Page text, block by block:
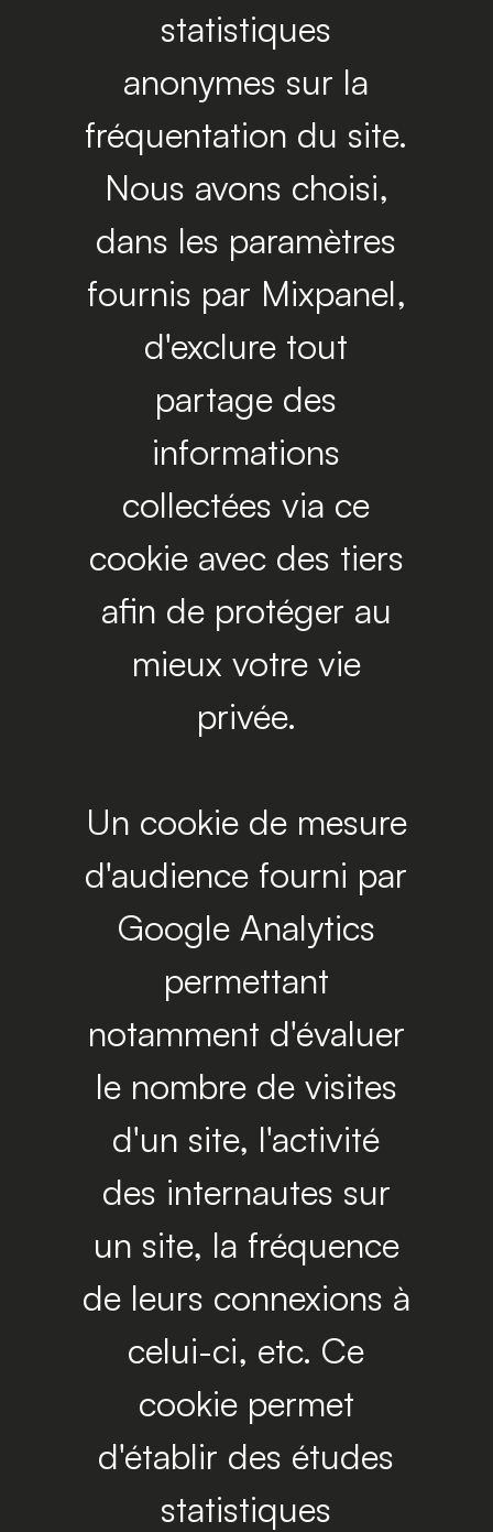
statistiques
anonymes sur la
fréquentation du site.
Nous avons choisi,
dans les paramètres
fournis par Mixpanel,
d'exclure tout
partage des
informations
collectées via ce
cookie avec des tiers
afin de protéger au
mieux votre vie
privée.
Un cookie de mesure
d'audience fourni par
Google Analytics
permettant
notamment d'évaluer
le nombre de visites
d'un site, l'activité
des internautes sur
un site, la fréquence
de leurs connexions à
celui-ci, etc. Ce
cookie permet
d'établir des études
statistiques